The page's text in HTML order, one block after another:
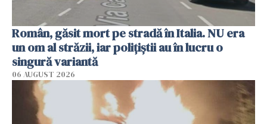
Român, găsit mort pe stradă în Italia. NU era
un om al străzii, iar polițiștii au în lucru o
singură variantă
06 AUGUST 2026